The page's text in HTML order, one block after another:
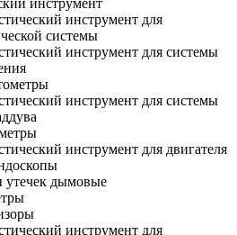
инструмент
инструмент для
системы
инструмент для системы
инструмент для системы
инструмент для двигателя
утечек дымовые
инструмент для